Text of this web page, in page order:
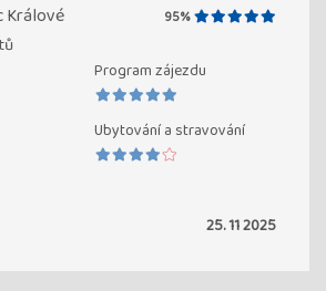
Králové 95%
Program zájezdu
Ubytování a stravování
25. 11 2025